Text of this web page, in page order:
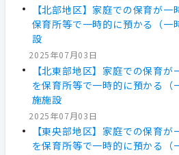
【北部地区】家庭での保育が
保育所等で一時的に預かる（一
設
2025年07月03日
【北東部地区】家庭での保育
を保育所等で一時的に預かる（
施施設
2025年07月03日
【東央部地区】家庭での保育
を保育所等で一時的に預かる（